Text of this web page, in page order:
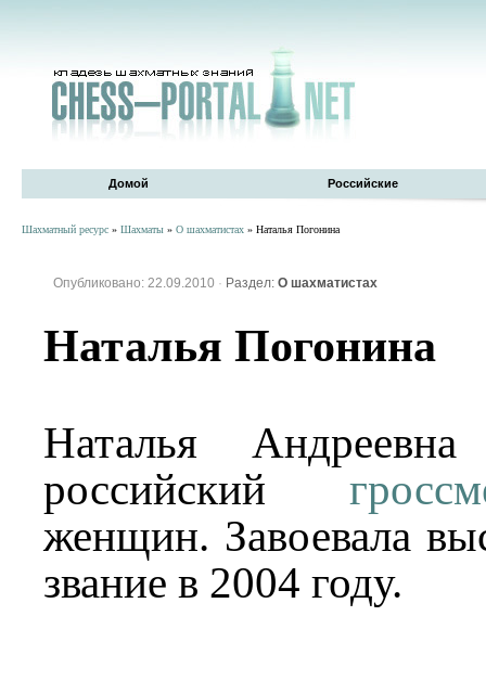
Домой Российские
Шахматный ресурс » Шахматы » О шахматистах » Наталья Погонина
Опубликовано: 22.09.2010 · Раздел: О шахматистах
Наталья Погонина
Наталья
российский
женщин. Завоевала
звание в 2004 году.